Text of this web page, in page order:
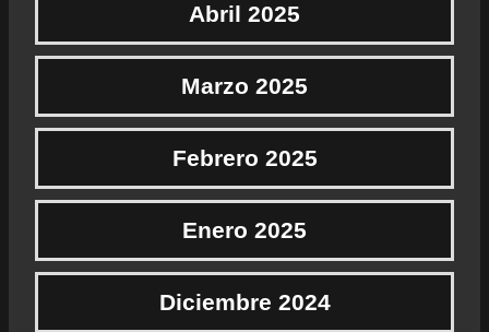
Abril 2025
Marzo 2025
Febrero 2025
Enero 2025
Diciembre 2024